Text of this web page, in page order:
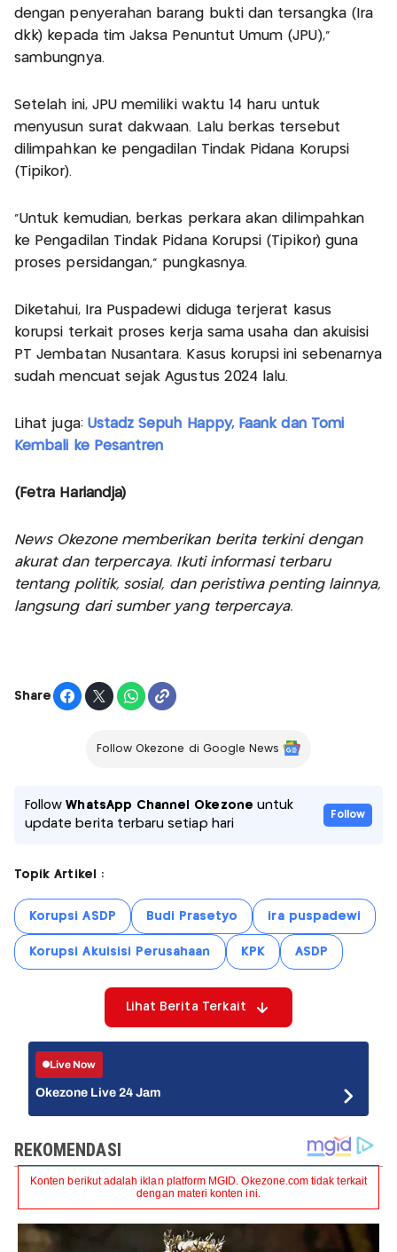
dengan penyerahan barang bukti dan tersangka (Ira
dkk) kepada tim Jaksa Penuntut Umum (JPU),"
sambungnya.
Setelah ini, JPU memiliki waktu 14 haru untuk
menyusun surat dakwaan. Lalu berkas tersebut
dilimpahkan ke pengadilan Tindak Pidana Korupsi
(Tipikor).
"Untuk kemudian, berkas perkara akan dilimpahkan
ke Pengadilan Tindak Pidana Korupsi (Tipikor) guna
proses persidangan," pungkasnya.
Diketahui, Ira Puspadewi diduga terjerat kasus
korupsi terkait proses kerja sama usaha dan akuisisi
PT Jembatan Nusantara. Kasus korupsi ini sebenarnya
sudah mencuat sejak Agustus 2024 lalu.
Lihat juga: Ustadz Sepuh Happy, Faank dan Tomi
Kembali ke Pesantren
(Fetra Hariandja)
News Okezone memberikan berita terkini dengan
akurat dan terpercaya. Ikuti informasi terbaru
tentang politik, sosial, dan peristiwa penting lainnya,
langsung dari sumber yang terpercaya.
Share
Follow Okezone di Google News
FollowWhatsApp Channel Okezone untuk
update berita terbaru setiap hari
Follow
Topik Artikel :
Korupsi ASDP Budi Prasetyo ira puspadewi
Korupsi Akuisisi Perusahaan KPK ASDP
Lihat Berita Terkait
Live Now
Okezone Live 24 Jam